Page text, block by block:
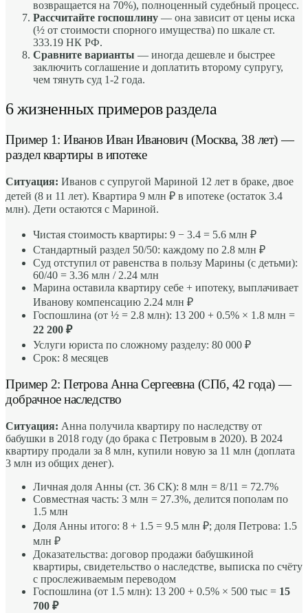
возвращается на 70%), полноценный судебный процесс.
Рассчитайте госпошлину — она зависит от цены иска
(½ от стоимости спорного имущества) по шкале ст.
333.19 НК РФ.
Сравните варианты — иногда дешевле и быстрее
заключить соглашение и доплатить второму супругу,
чем тянуть суд 1-2 года.
6 жизненных примеров раздела
Пример 1: Иванов Иван Иванович (Москва, 38 лет) —
раздел квартиры в ипотеке
Ситуация: Иванов с супругой Мариной 12 лет в браке, двое
детей (8 и 11 лет). Квартира 9 млн ₽ в ипотеке (остаток 3.4
млн). Дети остаются с Мариной.
Чистая стоимость квартиры: 9 − 3.4 = 5.6 млн ₽
Стандартный раздел 50/50: каждому по 2.8 млн ₽
Суд отступил от равенства в пользу Марины (с детьми):
60/40 = 3.36 млн / 2.24 млн
Марина оставила квартиру себе + ипотеку, выплачивает
Иванову компенсацию 2.24 млн ₽
Госпошлина (от ½ = 2.8 млн): 13 200 + 0.5% × 1.8 млн =
22 200 ₽
Услуги юриста по сложному разделу: 80 000 ₽
Срок: 8 месяцев
Пример 2: Петрова Анна Сергеевна (СПб, 42 года) —
добрачное наследство
Ситуация: Анна получила квартиру по наследству от
бабушки в 2018 году (до брака с Петровым в 2020). В 2024
квартиру продали за 8 млн, купили новую за 11 млн (доплата
3 млн из общих денег).
Личная доля Анны (ст. 36 СК): 8 млн = 8/11 = 72.7%
Совместная часть: 3 млн = 27.3%, делится пополам по
1.5 млн
Доля Анны итого: 8 + 1.5 = 9.5 млн ₽; доля Петрова: 1.5
млн ₽
Доказательства: договор продажи бабушкиной
квартиры, свидетельство о наследстве, выписка по счёту
с прослеживаемым переводом
Госпошлина (от 1.5 млн): 13 200 + 0.5% × 500 тыс = 15
700 ₽